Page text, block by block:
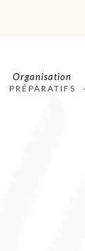
Organisation
PRÉPARATIFS